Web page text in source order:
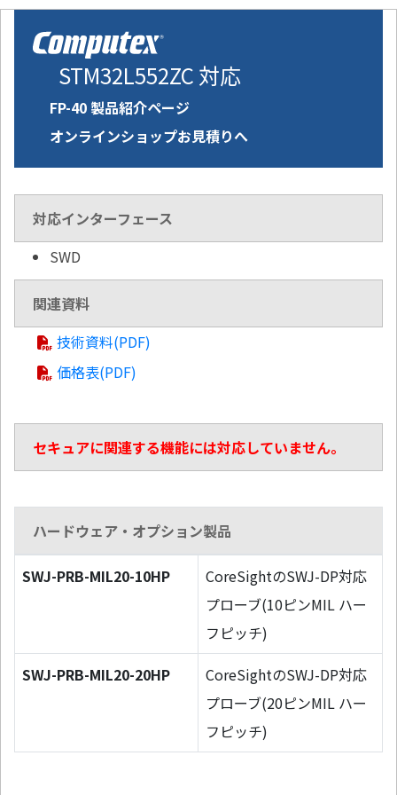
STM32L552ZC 対応
FP-40 製品紹介ページ
オンラインショップお見積りへ
対応インターフェース
SWD
関連資料
技術資料(PDF)
価格表(PDF)
セキュアに関連する機能には対応していません。
ハードウェア・オプション製品
SWJ-PRB-MIL20-10HP
CoreSightのSWJ-DP対応
プローブ(10ピンMIL ハー
フピッチ)
SWJ-PRB-MIL20-20HP
CoreSightのSWJ-DP対応
プローブ(20ピンMIL ハー
フピッチ)